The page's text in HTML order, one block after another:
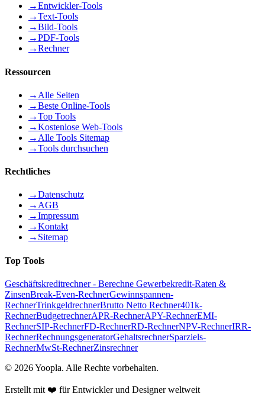
→Entwickler-Tools
→Text-Tools
→Bild-Tools
→PDF-Tools
→Rechner
Ressourcen
→ Alle Seiten
→Beste Online-Tools
→Top Tools
→Kostenlose Web-Tools
→ Alle Tools Sitemap
→Tools durchsuchen
Rechtliches
→Datenschutz
→AGB
→Impressum
→Kontakt
→ Sitemap
Top Tools
Geschäftskreditrechner - Berechne Gewerbekredit-Raten &
ZinsenBreak-Even-RechnerGewinnspannen-
RechnerTrinkgeldrechnerBrutto Netto Rechner401k-
RechnerBudgetrechnerAPR-RechnerAPY-RechnerEMI-
RechnerSIP-RechnerFD-RechnerRD-RechnerNPV-RechnerIRR-
RechnerRechnungsgeneratorGehaltsrechnerSparziels-
RechnerMwSt-RechnerZinsrechner
© 2026Yoopla. Alle Rechte vorbehalten.
Erstellt mit ❤️ für Entwickler und Designer weltweit